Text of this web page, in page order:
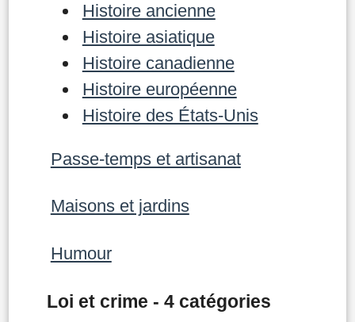
Histoire ancienne
Histoire asiatique
Histoire canadienne
Histoire européenne
Histoire des États-Unis
Passe-temps et artisanat
Maisons et jardins
Humour
Loi et crime - 4 catégories